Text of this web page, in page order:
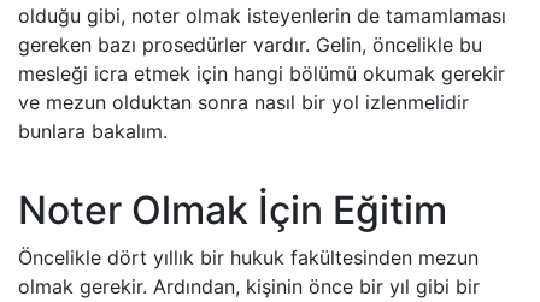
olduğu gibi, noter olmak isteyenlerin de tamamlaması
gereken bazı prosedürler vardır. Gelin, öncelikle bu
mesleği icra etmek için hangi bölümü okumak gerekir
ve mezun olduktan sonra nasıl bir yol izlenmelidir
bunlara bakalım.
Noter Olmak İçin Eğitim
Öncelikle dört yıllık bir hukuk fakültesinden mezun
olmak gerekir. Ardından, kişinin önce bir yıl gibi bir